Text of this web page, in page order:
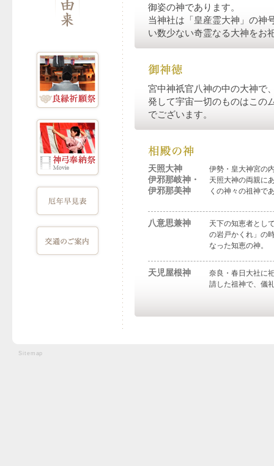
御姿の神であります。
当神社は「皇産霊大神」の神
い数少ない奇霊なる大神をお
宮中神祇官八神の中の大神で
発して宇宙一切のものはこの
でございます。
天照大神
伊邪那岐神・
伊邪那美神
伊勢・皇大神宮の
天照大神の両親に
くの神々の祖神で
八意思兼神
天下の知恵者とし
の岩戸かくれ」の
なった知恵の神。
天児屋根神
奈良・春日大社に
請した祖神で、儀
Sitemap